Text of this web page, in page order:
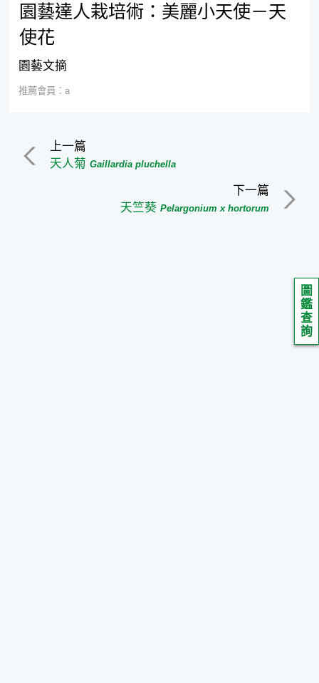
圖
鑑
查
詢
園藝達人栽培術：美麗小天使－天
使花
園藝文摘
推薦會員：a
上一篇
天人菊Gaillardia pluchella
下一篇
天竺葵 Pelargonium x hortorum